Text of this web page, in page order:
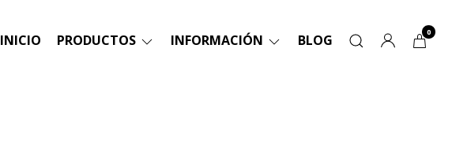
INICIO PRODUCTOS INFORMACIÓN BLOG 0